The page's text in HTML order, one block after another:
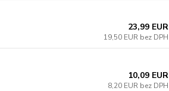
23,99 EUR
19,50 EUR bez DPH
10,09 EUR
8,20 EUR bez DPH